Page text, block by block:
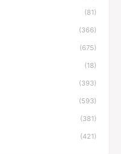
(81)
(366)
(675)
(18)
(393)
(593)
(381)
(421)